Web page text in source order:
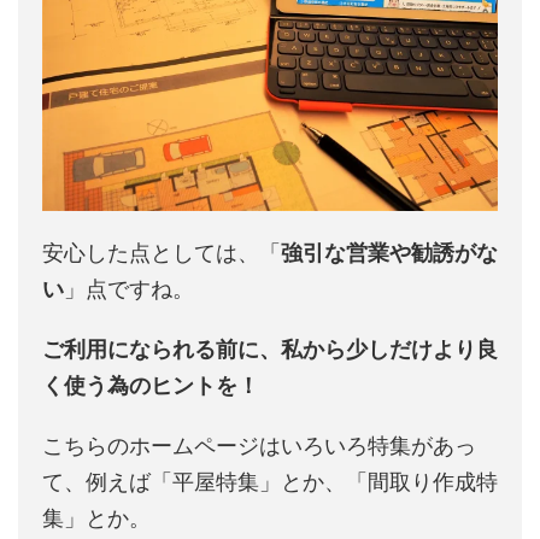
安心した点としては、「強引な営業や勧誘がな
い 」点ですね。
ご利用になられる前に、私から少しだけより良
く使う為のヒントを！
こちらのホームページはいろいろ特集があっ
て、例えば「平屋特集」とか、「間取り作成特
集」とか。